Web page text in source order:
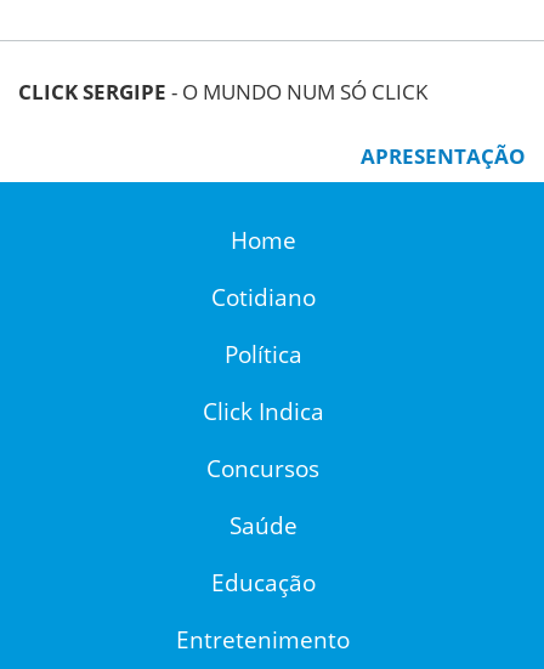
CLICK SERGIPE - O MUNDO NUM SÓ CLICK
APRESENTAÇÃO
Home
Cotidiano
Política
Click Indica
Concursos
Saúde
Educação
Entretenimento